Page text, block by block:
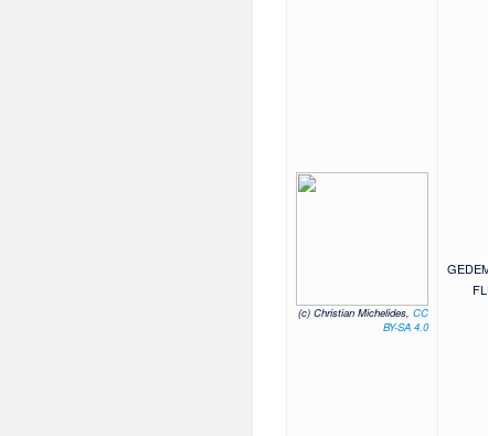
(c) Christian Michelides, CC
BY-SA 4.0